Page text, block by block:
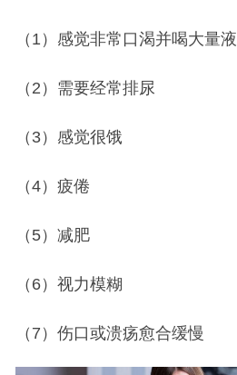
（1）感觉非常口渴并喝大量
（2）需要经常排尿
（3）感觉很饿
（4）疲倦
（5）减肥
（6）视力模糊
（7）伤口或溃疡愈合缓慢